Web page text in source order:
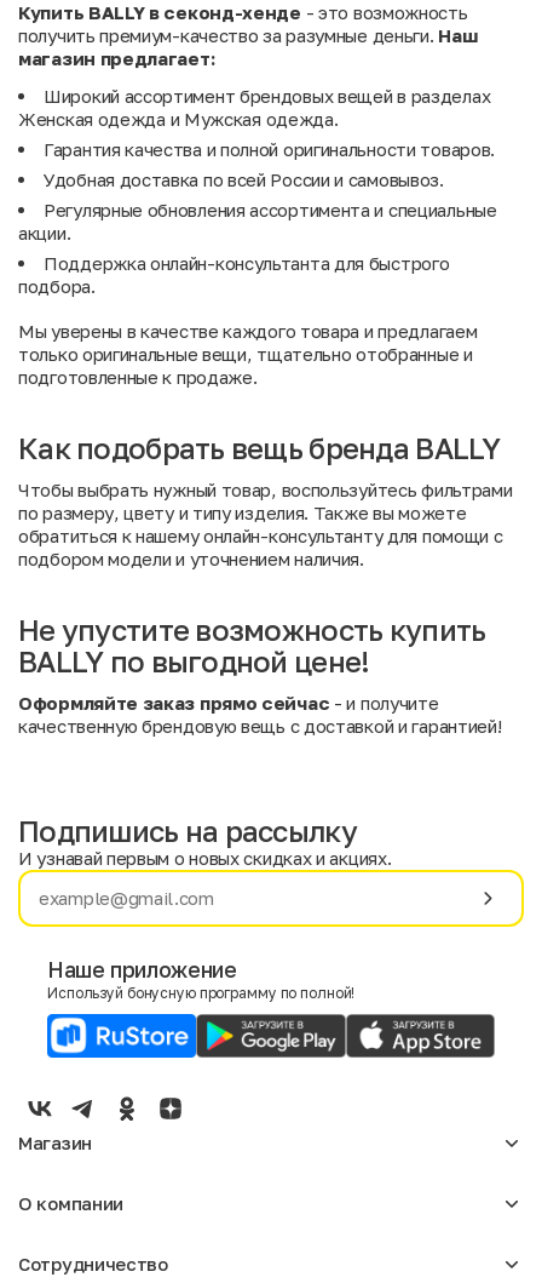
Купить BALLY в секонд-хенде - это возможность
получить премиум-качество за разумные деньги. Наш
магазин предлагает:
Широкий ассортимент брендовых вещей в разделах
Женская одежда и Мужская одежда.
Гарантия качества и полной оригинальности товаров.
Удобная доставка по всей России и самовывоз.
Регулярные обновления ассортимента и специальные
акции.
Поддержка онлайн-консультанта для быстрого
подбора.
Мы уверены в качестве каждого товара и предлагаем
только оригинальные вещи, тщательно отобранные и
подготовленные к продаже.
Как подобрать вещь бренда BALLY
Чтобы выбрать нужный товар, воспользуйтесь фильтрами
по размеру, цвету и типу изделия. Также вы можете
обратиться к нашему онлайн-консультанту для помощи с
подбором модели и уточнением наличия.
Не упустите возможность купить
BALLY по выгодной цене!
Оформляйте заказ прямо сейчас - и получите
качественную брендовую вещь с доставкой и гарантией!
Имя
E-mail
Мужской
Женский
Подпишись на рассылку
И узнавай первым о новых скидках и акциях.
Наше приложение
Используй бонусную программу по полной!
Магазин
Мужское
О компании
Отзывы
Сотрудничество